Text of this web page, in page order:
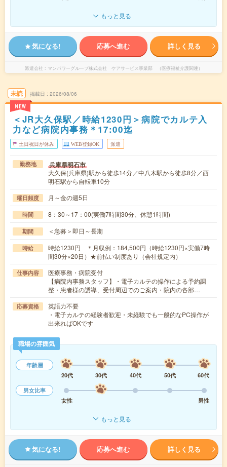
もっと見る
気になる! 応募へ進む 詳しく見る
派遣会社 マンパワーグループ株式会社 ケアサービス事業部 （医療福祉介護関連）
未読
NEW
掲載日 2026/08/06
＜JR大久保駅／時給1230円＞病院でカルテ入
力など病院内事務＊17:00迄
土日祝日が休み WEB登録OK 派遣
勤務地 兵庫県明石市
大久保(兵庫県)駅から徒歩14分／中八木駅から徒歩8分／西
明石駅から自転車10分
曜日頻度 月～金の週5日
時間 8：30～17：00(実働7時間30分、休憩1時間)
期間 ＜急募＞即日～長期
時給
時給1230円 ＊月収例：184,500円（時給1230円×実働7時
間30分×20日）★前払い制度あり（会社規定内）
仕事内容
医療事務・病院受付
【病院内事務スタッフ】・電子カルテの操作による予約調
整・患者様の誘導、受付周辺でのご案内・院内の各部…
応募資格
英語力不要
・電子カルテの経験者歓迎・未経験でも一般的なPC操作が
出来ればOKです
職場の雰囲気
年齢層
20代
30代 40代 50代
60代
男女比率
女性
男性
もっと見る
気になる! 応募へ進む 詳しく見る